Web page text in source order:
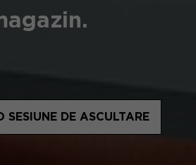
SESIUNE DE ASCULTARE